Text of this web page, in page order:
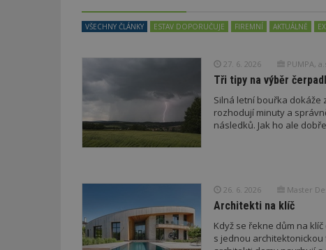
VŠECHNY ČLÁNKY ESTAV DOPORUČUJE FIREMNÍ AKTUÁLNĚ
27. 6. 2026 PUMPA,
Tři tipy na výběr
Silná letní bouřka dokáže
rozhodují minuty a
následků. Jak ho ale
26. 6. 2026 Master
Architekti na klíč
Když se řekne dům na
s jednou architektonickou